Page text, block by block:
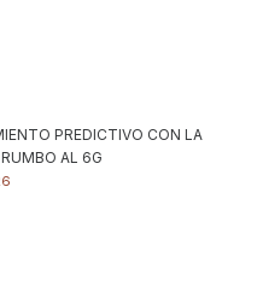
PREDICTIVO CON LA
AL 6G